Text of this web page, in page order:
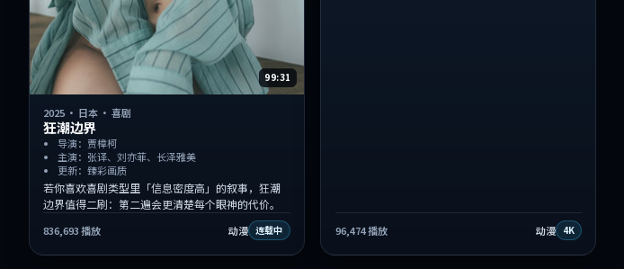
99:31
2025 · 日本 ·喜剧
狂潮边界
导演：贾樟柯
主演：张译、刘亦菲、长泽雅美
更新：臻彩画质
若你喜欢喜剧类型里「信息密度高」的叙事，狂潮
边界值得二刷：第二遍会更清楚每个眼神的代价。
836,693播放 动漫 连载中 96,474播放 动漫 4K